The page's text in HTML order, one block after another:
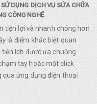
DỤNG DỊCH VỤ SỬA CHỮA
CÔNG NGHỆ
tiện lợi và nhanh chóng hơn
là điểm khác biệt quan
ích được ưa chuộng
tay hoặc một click
qua ứng dụng điện thoại